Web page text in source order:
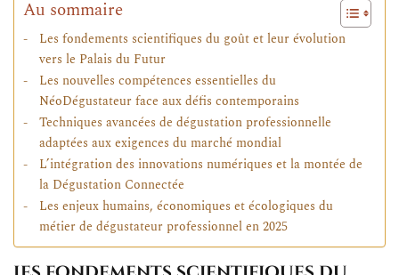
Au sommaire
Les fondements scientifiques du goût et leur évolution
vers le Palais du Futur
Les nouvelles compétences essentielles du
NéoDégustateur face aux défis contemporains
Techniques avancées de dégustation professionnelle
adaptées aux exigences du marché mondial
L’intégration des innovations numériques et la montée de
la Dégustation Connectée
Les enjeux humains, économiques et écologiques du
métier de dégustateur professionnel en 2025